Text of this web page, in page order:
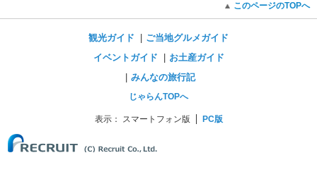
このページのTOPへ
観光ガイド
ご当地グルメガイド
イベントガイド
お土産ガイド
みんなの旅行記
じゃらんTOPへ
表示： スマートフォン版 PC版